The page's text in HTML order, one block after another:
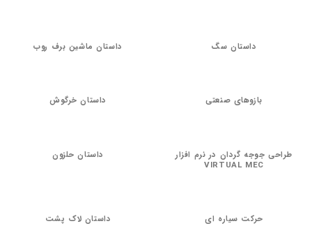
داستان سگ داستان ماشین برف روب
بازوهای صنعتی داستان خرگوش
طراحی جوجه گردان در نرم افزار
VIRTUAL MEC
داستان حلزون
حرکت سیاره ای داستان لاک پشت